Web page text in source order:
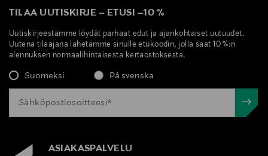
TILAA UUTISKIRJE – ETUSI –10 %
Uutiskirjeestämme löydät parhaat edut ja ajankohtaiset uutuudet.
Uutena tilaajana lähetämme sinulle etukoodin, jolla saat 10 %:n
alennuksen normaalihintaisesta kertaostoksesta.
Suomeksi På svenska
ASIAKASPALVELU